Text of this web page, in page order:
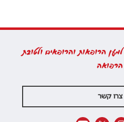
למען הרופאות והרופאים ולטובת
הרפואה
צרו קשר